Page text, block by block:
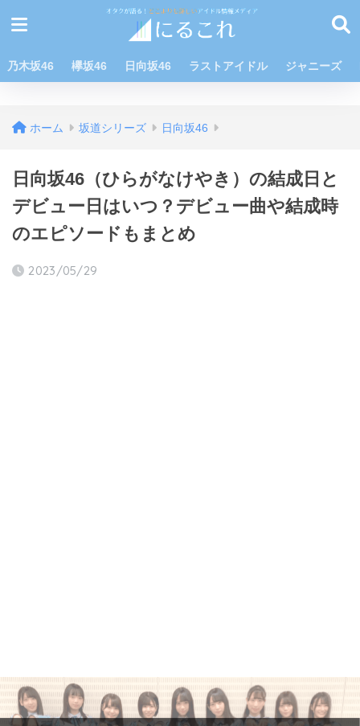
乃木坂46 欅坂46 日向坂46 ラストアイドル ジャニーズ
ホーム 坂道シリーズ 日向坂46
日向坂46（ひらがなけやき）の結成日と
デビュー日はいつ？デビュー曲や結成時
のエピソードもまとめ
2023/05/29